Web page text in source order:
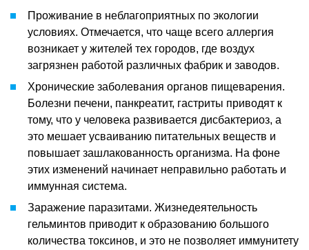
Проживание в неблагоприятных по экологии
условиях. Отмечается, что чаще всего аллергия
возникает у жителей тех городов, где воздух
загрязнен работой различных фабрик и заводов.
Хронические заболевания органов пищеварения.
Болезни печени, панкреатит, гастриты приводят к
тому, что у человека развивается дисбактериоз, а
это мешает усваиванию питательных веществ и
повышает зашлакованность организма. На фоне
этих изменений начинает неправильно работать и
иммунная система.
Заражение паразитами. Жизнедеятельность
гельминтов приводит к образованию большого
количества токсинов, и это не позволяет иммунитету